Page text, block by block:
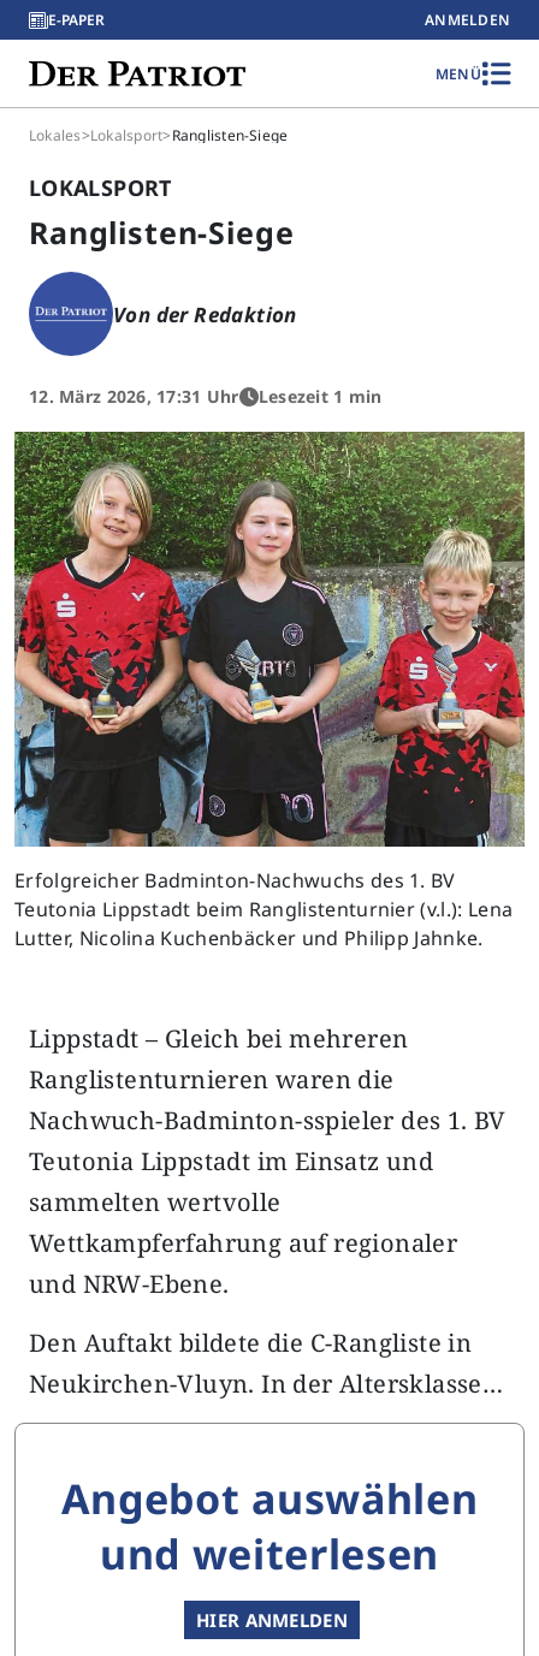
E-PAPER ANMELDEN
MENÜ
Lokales>Lokalsport>Ranglisten-Siege
LOKALSPORT
Ranglisten-Siege
Von der Redaktion
12. März 2026, 17:31 Uhr Lesezeit 1 min
Erfolgreicher Badminton-Nachwuchs des 1. BV
Teutonia Lippstadt beim Ranglistenturnier (v.l.): Lena
Lutter, Nicolina Kuchenbäcker und Philipp Jahnke.
Lippstadt – Gleich bei mehreren
Ranglistenturnieren waren die
Nachwuch-Badminton-sspieler des 1. BV
Teutonia Lippstadt im Einsatz und
sammelten wertvolle
Wettkampferfahrung auf regionaler
und NRW-Ebene.
Den Auftakt bildete die C-Rangliste in
Neukirchen-Vluyn. In der Altersklasse…
Angebot auswählen
und weiterlesen
HIER ANMELDEN